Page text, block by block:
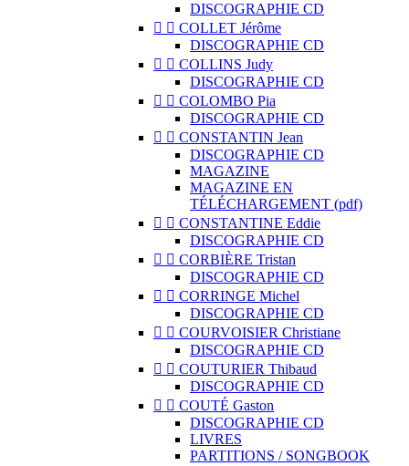
DISCOGRAPHIE CD
  COLLET Jérôme
DISCOGRAPHIE CD
  COLLINS Judy
DISCOGRAPHIE CD
  COLOMBO Pia
DISCOGRAPHIE CD
  CONSTANTIN Jean
DISCOGRAPHIE CD
MAGAZINE
MAGAZINE EN
TÉLÉCHARGEMENT (pdf)
  CONSTANTINE Eddie
DISCOGRAPHIE CD
  CORBIÈRE Tristan
DISCOGRAPHIE CD
  CORRINGE Michel
DISCOGRAPHIE CD
  COURVOISIER Christiane
DISCOGRAPHIE CD
  COUTURIER Thibaud
DISCOGRAPHIE CD
  COUTÉ Gaston
DISCOGRAPHIE CD
LIVRES
PARTITIONS / SONGBOOK